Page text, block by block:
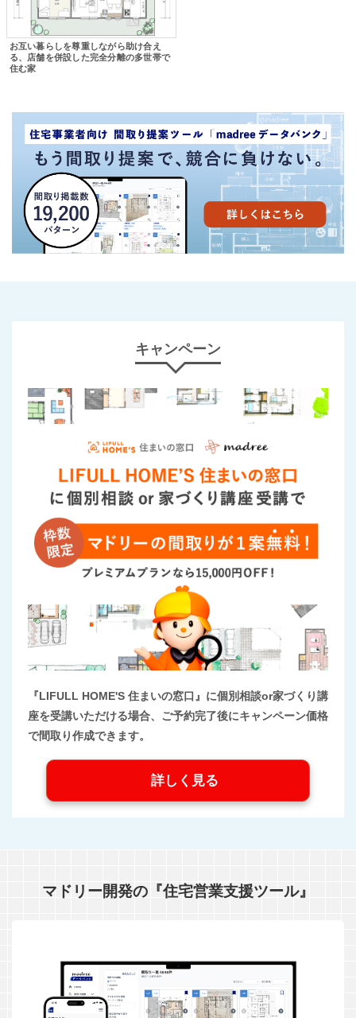
お互い暮らしを尊重しながら助け合え
る、店舗を併設した完全分離の多世帯で
住む家
キャンペーン
『LIFULL HOME'S 住まいの窓口』に個別相談or家づくり講
座を受講いただける場合、ご予約完了後にキャンペーン価格
で間取り作成できます。
詳しく見る
マドリー開発の『住宅営業支援ツール』